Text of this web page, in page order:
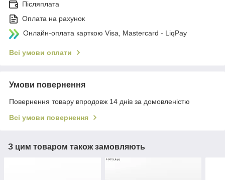
Післяплата
Оплата на рахунок
Онлайн-оплата карткою Visa, Mastercard - LiqPay
Всі умови оплати
Умови повернення
Повернення товару впродовж 14 днів за домовленістю
Всі умови повернення
З цим товаром також замовляють